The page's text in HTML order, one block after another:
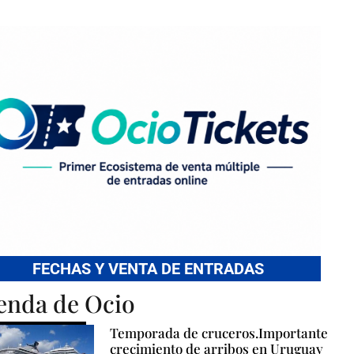
FECHAS Y VENTA DE ENTRADAS
de Ocio
Temporada de cruceros.Importante
crecimiento de arribos en Uruguay